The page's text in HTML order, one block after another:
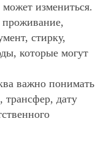
измениться.
стирку,
которые могут
важно понимать
трансфер, дату